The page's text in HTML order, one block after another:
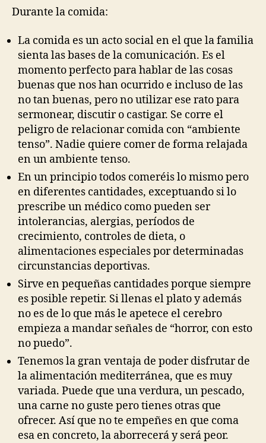
Durante la comida:
La comida es un acto social en el que la familia
sienta las bases de la comunicación. Es el
momento perfecto para hablar de las cosas
buenas que nos han ocurrido e incluso de las
no tan buenas, pero no utilizar ese rato para
sermonear, discutir o castigar. Se corre el
peligro de relacionar comida con “ambiente
tenso”. Nadie quiere comer de forma relajada
en un ambiente tenso.
En un principio todos comeréis lo mismo pero
en diferentes cantidades, exceptuando si lo
prescribe un médico como pueden ser
intolerancias, alergias, períodos de
crecimiento, controles de dieta, o
alimentaciones especiales por determinadas
circunstancias deportivas.
Sirve en pequeñas cantidades porque siempre
es posible repetir. Si llenas el plato y además
no es de lo que más le apetece el cerebro
empieza a mandar señales de “horror, con esto
no puedo”.
Tenemos la gran ventaja de poder disfrutar de
la alimentación mediterránea, que es muy
variada. Puede que una verdura, un pescado,
una carne no guste pero tienes otras que
ofrecer. Así que no te empeñes en que coma
esa en concreto, la aborrecerá y será peor.